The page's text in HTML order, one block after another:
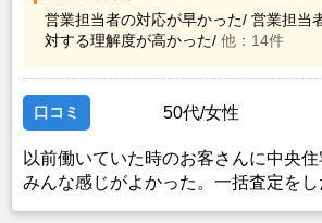
営業担当者の対応が早かった/ 営業担当
対する理解度が高かった/ 他：14件
口コミ 50代/女性
以前働いていた時のお客さんに中央住
みんな感じがよかった。一括査定を